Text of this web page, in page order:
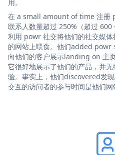
用。
在 a small amount of time 注册
联系人数量超过 250%（超过
利用 powr 社交将他们的社交媒
的网站上喂食。他们added powr
向他们的客户展示landing on 主
它很好地展示了他们的产品，并
验。事实上，他们discovered发
交互的访问者的参与时间是他们网